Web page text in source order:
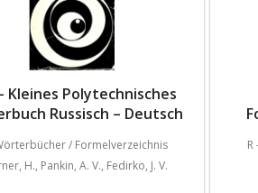
Kleines Polytechnisches
Russisch – Deutsch
/ Formelverzeichnis
H., Pankin, A. V., Fedirko, J. V.